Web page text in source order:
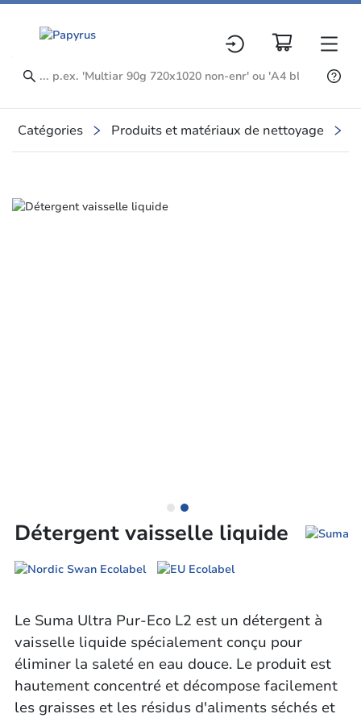
Catégories Produits et matériaux de nettoyage
Slide 2 of 2
Détergent vaisselle liquide
Le Suma Ultra Pur-Eco L2 est un détergent à
vaisselle liquide spécialement conçu pour
éliminer la saleté en eau douce. Le produit est
hautement concentré et décompose facilement
les graisses et les résidus d'aliments séchés et